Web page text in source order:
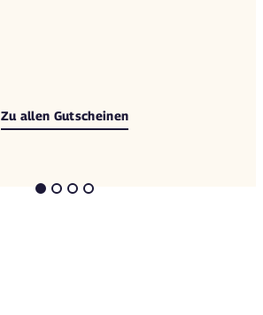
Zu allen Gutscheinen